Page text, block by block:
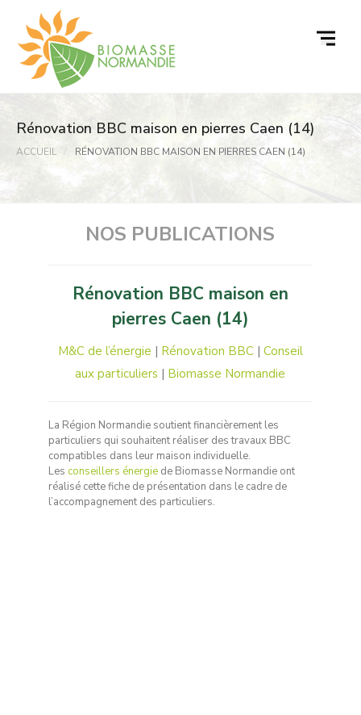
contenu
Rénovation BBC maison en pierres Caen (14)
ACCUEIL RÉNOVATION BBC MAISON EN PIERRES CAEN (14)
NOS PUBLICATIONS
Rénovation BBC maison en
pierres Caen (14)
M&C de l’énergie | Rénovation BBC | Conseil
aux particuliers | Biomasse Normandie
La Région Normandie soutient financièrement les
particuliers qui souhaitent réaliser des travaux BBC
compatibles dans leur maison individuelle.
Les conseillers énergiede Biomasse Normandie ont
réalisé cette fiche de présentation dans le cadre de
l’accompagnement des particuliers.